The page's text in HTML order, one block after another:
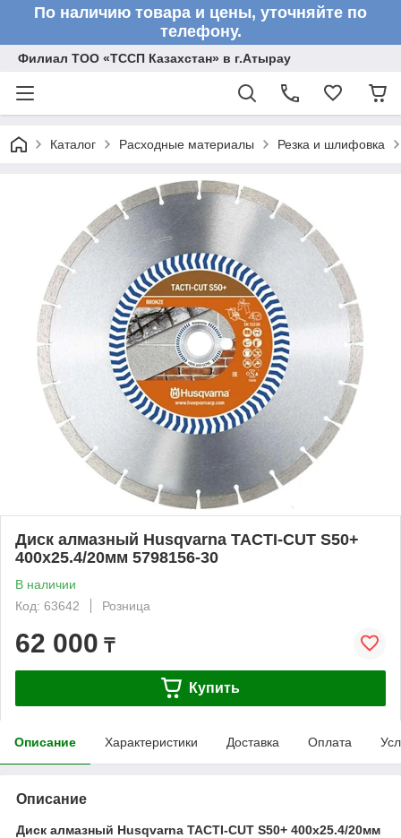
По наличию товара и цены, уточняйте по
телефону.
Филиал ТОО «ТССП Казахстан» в г.Атырау
Каталог Расходные материалы Резка и шлифовка
Диск алмазный Husqvarna TACTI-CUT S50+
400х25.4/20мм 5798156-30
В наличии
Код: 63642
Розница
62 000 ₸
Купить
Описание Характеристики Доставка Оплата
Описание
Диск алмазный Husqvarna TACTI-CUT S50+ 400х25.4/20мм